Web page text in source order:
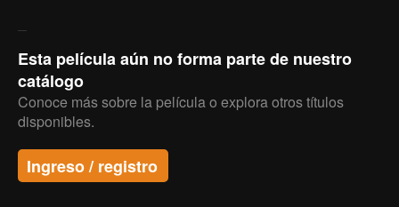
Esta película aún no forma parte de nuestro
catálogo
Conoce más sobre la película o explora otros títulos
disponibles.
Ingreso / registro